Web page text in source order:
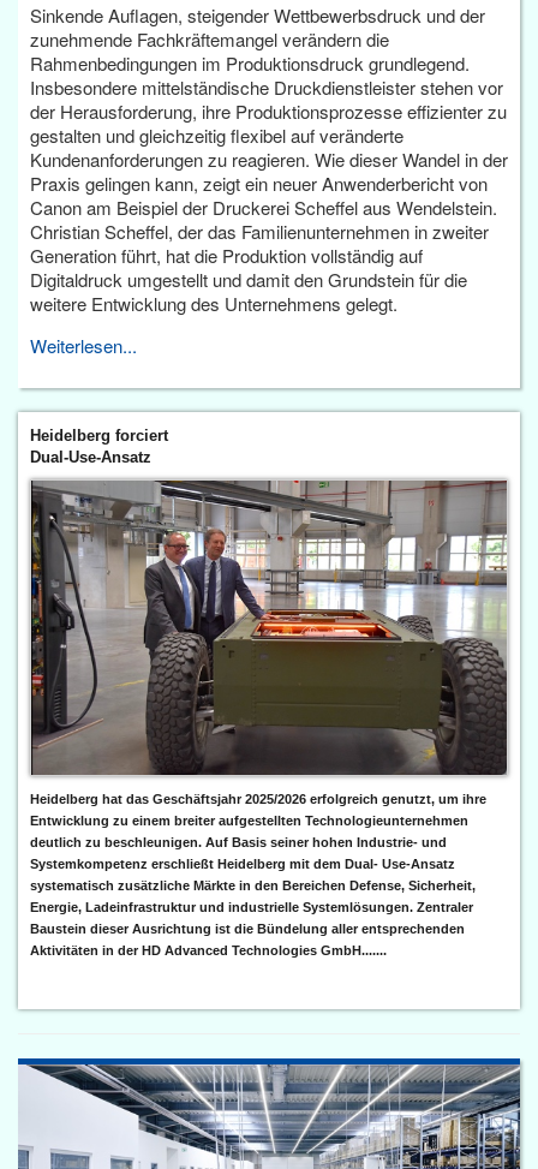
Sinkende Auflagen, steigender Wettbewerbsdruck und der
zunehmende Fachkräftemangel verändern die
Rahmenbedingungen im Produktionsdruck grundlegend.
Insbesondere mittelständische Druckdienstleister stehen vor
der Herausforderung, ihre Produktionsprozesse effizienter zu
gestalten und gleichzeitig flexibel auf veränderte
Kundenanforderungen zu reagieren. Wie dieser Wandel in der
Praxis gelingen kann, zeigt ein neuer Anwenderbericht von
Canon am Beispiel der Druckerei Scheffel aus Wendelstein.
Christian Scheffel, der das Familienunternehmen in zweiter
Generation führt, hat die Produktion vollständig auf
Digitaldruck umgestellt und damit den Grundstein für die
weitere Entwicklung des Unternehmens gelegt.
Weiterlesen...
Heidelberg forciert
Dual-Use-Ansatz
Heidelberg hat das Geschäftsjahr 2025/2026 erfolgreich genutzt, um ihre
Entwicklung zu einem breiter aufgestellten Technologieunternehmen
deutlich zu beschleunigen. Auf Basis seiner hohen Industrie- und
Systemkompetenz erschließt Heidelberg mit dem Dual- Use-Ansatz
systematisch zusätzliche Märkte in den Bereichen Defense, Sicherheit,
Energie, Ladeinfrastruktur und industrielle Systemlösungen. Zentraler
Baustein dieser Ausrichtung ist die Bündelung aller entsprechenden
Aktivitäten in der HD Advanced Technologies GmbH.......